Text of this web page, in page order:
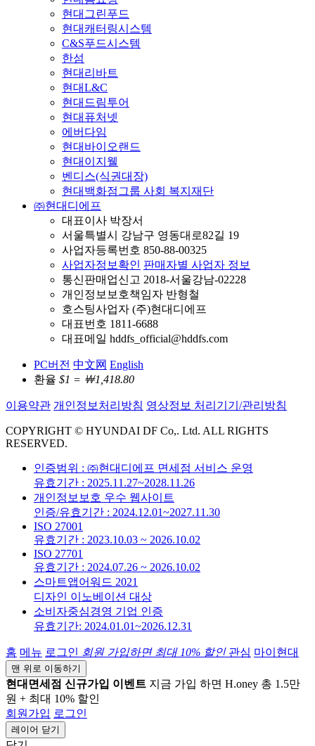
현대그린푸드
현대캐터링시스템
C&S푸드시스템
한섬
현대리바트
현대L&C
현대드림투어
현대퓨처넷
에버다임
현대바이오랜드
현대이지웰
벤디스(식권대장)
현대백화점그룹 사회 복지재단
㈜현대디에프
대표이사 박장서
서울특별시 강남구 영동대로82길 19
사업자등록번호 850-88-00325
사업자정보확인 판매자별 사업자 정보
통신판매업신고 2018-서울강남-02228
개인정보보호책임자 반형철
호스팅사업자 (주)현대디에프
대표번호 1811-6688
대표메일 hddfs_official@hddfs.com
PC버전 中文网 English
환율 $1 = ￦1,418.80
이용약관 개인정보처리방침 영상정보 처리기기/관리방침
COPYRIGHT © HYUNDAI DF Co,. Ltd. ALL RIGHTS
RESERVED.
인증범위 : ㈜현대디에프 면세점 서비스 운영
유효기간 : 2025.11.27~2028.11.26
개인정보보호 우수 웹사이트
인증/유효기간 : 2024.12.01~2027.11.30
ISO 27001
유효기간 : 2023.10.03 ~ 2026.10.02
ISO 27701
유효기간 : 2024.07.26 ~ 2026.10.02
스마트앱어워드 2021
디자인 이노베이션 대상
소비자중심경영 기업 인증
유효기간: 2024.01.01~2026.12.31
홈 메뉴 로그인 회원 가입하면 최대 10% 할인 관심 마이현대
맨 위로 이동하기
현대면세점 신규가입 이벤트 지금 가입 하면 H.oney 총 1.5만
원 + 최대 10% 할인
회원가입 로그인
레이어 닫기